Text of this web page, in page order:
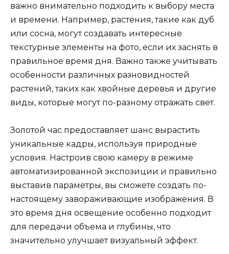
важно внимательно подходить к выбору места
и времени. Например, растения, такие как дуб
или сосна, могут создавать интересные
текстурные элементы на фото, если их заснять в
правильное время дня. Важно также учитывать
особенности различных разновидностей
растений, таких как хвойные деревья и другие
виды, которые могут по-разному отражать свет.
Золотой час предоставляет шанс вырастить
уникальные кадры, используя природные
условия. Настроив свою камеру в режиме
автоматизированной экспозиции и правильно
выставив параметры, вы сможете создать по-
настоящему завораживающие изображения. В
это время дня освещение особенно подходит
для передачи объема и глубины, что
значительно улучшает визуальный эффект.